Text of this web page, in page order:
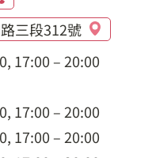
三段312號
17:00 – 20:00
17:00 – 20:00
17:00 – 20:00